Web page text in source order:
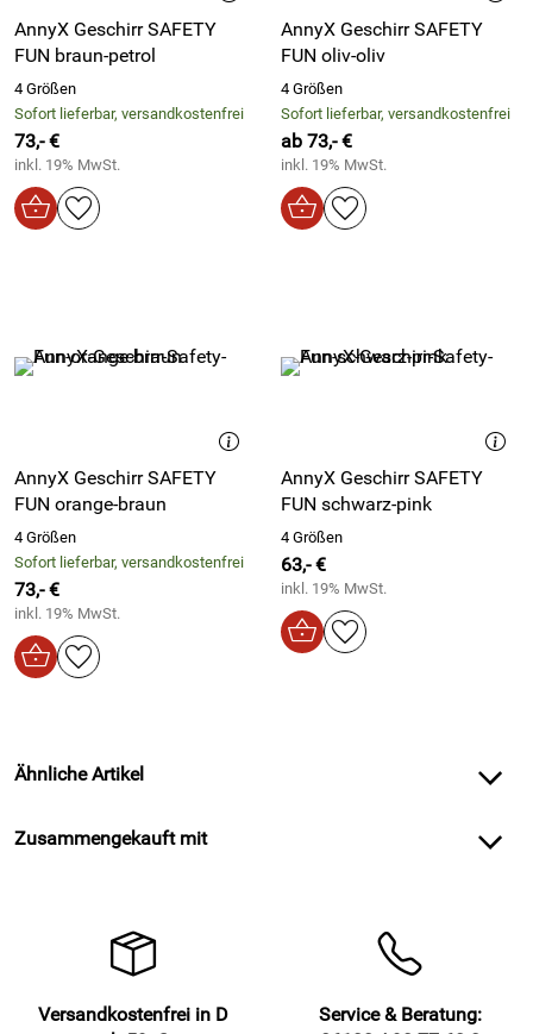
AnnyX Geschirr SAFETY
FUN braun-petrol
4 Größen
Sofort lieferbar, versandkostenfrei
73,- €
inkl. 19% MwSt.
AnnyX Geschirr SAFETY
FUN oliv-oliv
4 Größen
Sofort lieferbar, versandkostenfrei
ab 73,- €
inkl. 19% MwSt.
AnnyX Geschirr SAFETY
FUN orange-braun
4 Größen
Sofort lieferbar, versandkostenfrei
73,- €
inkl. 19% MwSt.
AnnyX Geschirr SAFETY
FUN schwarz-pink
4 Größen
63,- €
inkl. 19% MwSt.
Ähnliche Artikel
Zusammengekauft mit
Versandkostenfrei in D
Service & Beratung: